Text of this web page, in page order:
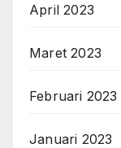
April 2023
Maret 2023
Februari 2023
Januari 2023